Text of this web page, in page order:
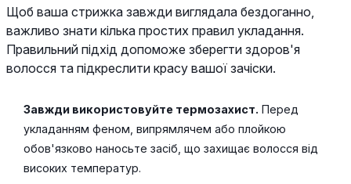
Щоб ваша стрижка завжди виглядала бездоганно,
важливо знати кілька простих правил укладання.
Правильний підхід допоможе зберегти здоров'я
волосся та підкреслити красу вашої зачіски.
Завжди використовуйте термозахист. Перед
укладанням феном, випрямлячем або плойкою
обов'язково наносьте засіб, що захищає волосся від
високих температур.